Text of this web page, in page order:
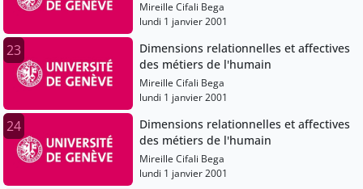
Mireille Cifali Bega
lundi 1 janvier 2001
23
Dimensions relationnelles et affectives
des métiers de l'humain
Mireille Cifali Bega
lundi 1 janvier 2001
24
Dimensions relationnelles et affectives
des métiers de l'humain
Mireille Cifali Bega
lundi 1 janvier 2001